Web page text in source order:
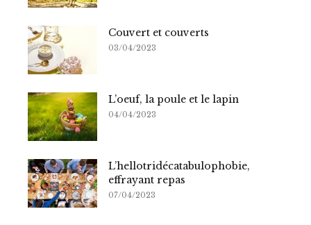
Couvert et couverts
03/04/2023
L’oeuf, la poule et le lapin
04/04/2023
L’hellotridécatabulophobie,
effrayant repas
07/04/2023